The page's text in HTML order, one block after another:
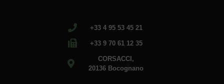
+33 4 95 53 45 21
+33 9 70 61 12 35
CORSACCI,
20136 Bocognano